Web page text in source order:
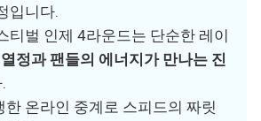
입니다.
티벌 인제 4라운드는 단순한 레이
열정과 팬들의 에너지가 만나는 진
한 온라인 중계로 스피드의 짜릿